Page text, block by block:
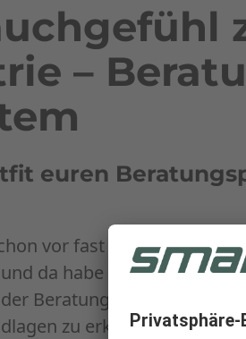
–
euren
vor fast zehn Jahren
da habe ich den
Beratung immer wichtig,
zu erklären und auch,